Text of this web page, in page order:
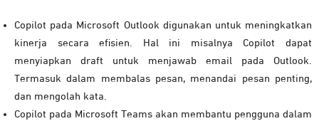
Copilot pada Microsoft Outlook digunakan untuk meningkatkan
kinerja secara efisien. Hal ini misalnya Copilot dapat
menyiapkan draft untuk menjawab email pada Outlook.
Termasuk dalam membalas pesan, menandai pesan penting,
dan mengolah kata.
Copilot pada Microsoft Teams akan membantu pengguna dalam